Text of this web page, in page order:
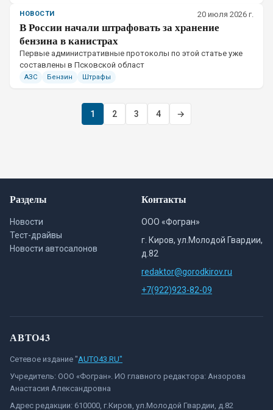
НОВОСТИ 20 июля 2026 г.
В России начали штрафовать за хранение
бензина в канистрах
Первые административные протоколы по этой статье уже
составлены в Псковской област
АЗС Бензин Штрафы
1 2 3 4 →
Разделы
Новости
Тест-драйвы
Новости автосалонов
Контакты
ООО «Фогран»
г. Киров, ул.Молодой Гвардии,
д.82
redaktor@gorodkirov.ru
+7(922)923-82-09
АВТО43
Сетевое издание "AUTO43.RU"
Учредитель: ООО «Фогран». ИО главного редактора: Анзорова
Анастасия Александровна
Адрес редакции: 610000, г.Киров, ул.Молодой Гвардии, д.82